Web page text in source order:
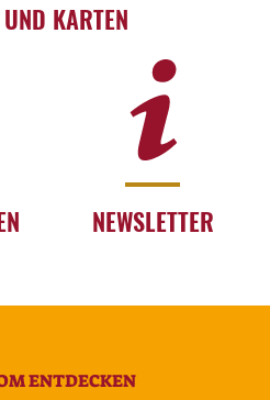
KARTEN
NEWSLETTER
ENTDECKEN